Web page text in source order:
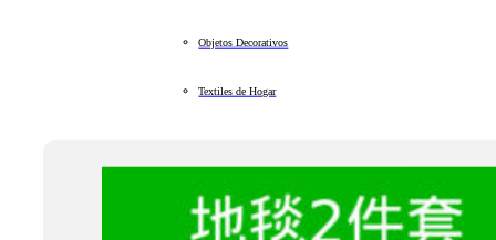
Objetos Decorativos
Textiles de Hogar